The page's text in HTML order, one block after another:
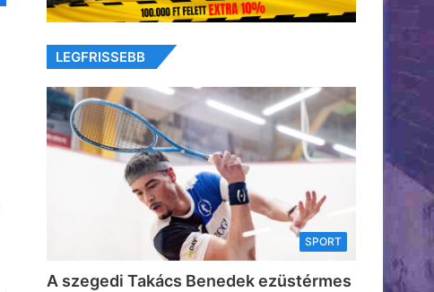
LEGFRISSEBB
SPORT
A szegedi Takács Benedek ezüstérmes